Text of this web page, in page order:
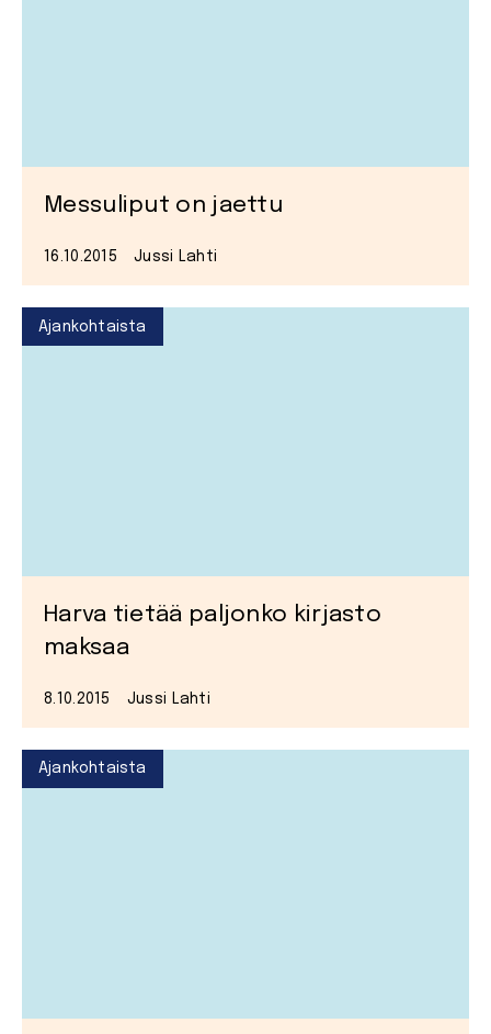
Messuliput on jaettu
16.10.2015 Jussi Lahti
Harva tietää paljonko kirjasto
maksaa
8.10.2015 Jussi Lahti
Ajankohtaista
Ajankohtaista